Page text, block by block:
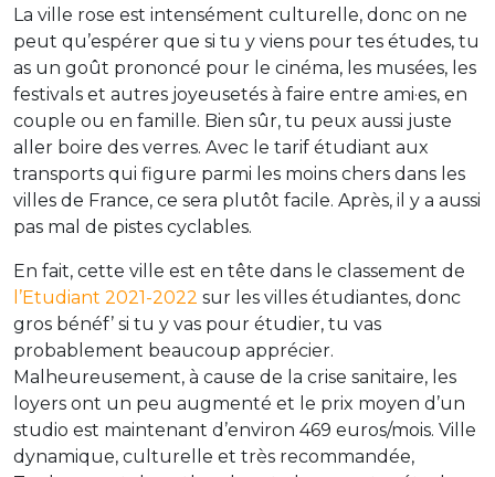
La ville rose est intensément culturelle, donc on ne
peut qu’espérer que si tu y viens pour tes études, tu
as un goût prononcé pour le cinéma, les musées, les
festivals et autres joyeusetés à faire entre ami·es, en
couple ou en famille. Bien sûr, tu peux aussi juste
aller boire des verres. Avec le tarif étudiant aux
transports qui figure parmi les moins chers dans les
villes de France, ce sera plutôt facile. Après, il y a aussi
pas mal de pistes cyclables.
En fait, cette ville est en tête dans le classement de
l’Etudiant 2021-2022 sur les villes étudiantes, donc
gros bénéf’ si tu y vas pour étudier, tu vas
probablement beaucoup apprécier.
Malheureusement, à cause de la crise sanitaire, les
loyers ont un peu augmenté et le prix moyen d’un
studio est maintenant d’environ 469 euros/mois. Ville
dynamique, culturelle et très recommandée,